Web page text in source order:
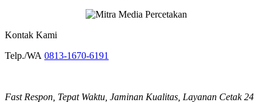
Kontak Kami
Telp./WA 0813-1670-6191
Fast Respon, Tepat Waktu, Jaminan Kualitas, Layanan Cetak 24